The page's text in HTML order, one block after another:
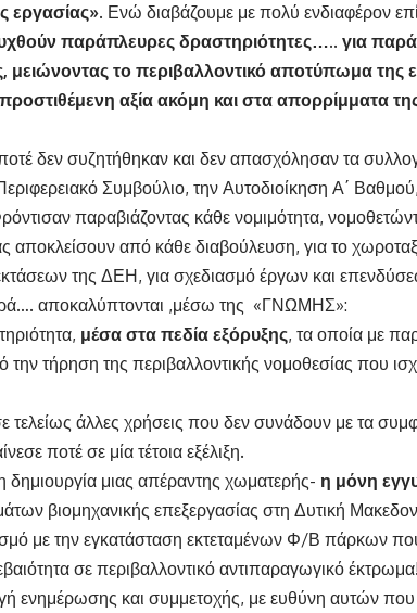
εργασίας». Ενώ διαβάζουμε με πολύ ενδιαφέρον
παράπλευρες δραστηριότητες….. για
μειώνοντας το περιβαλλοντικό αποτύπωμα της
αξία ακόμη και στα απορρίμματα
δεν συζητήθηκαν και δεν απασχόλησαν τα
Συμβούλιο, την Αυτοδιοίκηση Α΄
παραβιάζοντας κάθε νομιμότητα,
αποκλείσουν από κάθε διαβούλευση, για το
της ΔΕΗ, για σχεδιασμό έργων και
αποκαλύπτονται ,μέσω της «ΓΝΩΜΗΣ»:
μέσα στα πεδία εξόρυξης, τα οποία με
τήρηση της περιβαλλοντικής νομοθεσίας που
άλλες χρήσεις που δεν συνάδουν με τα
ποτέ σε μία τέτοια εξέλιξη.
δημιουργία μιας απέραντης χωματερής- η μόνη
βιομηχανικής επεξεργασίας στη Δυτική
με την εγκατάσταση εκτεταμένων Φ/Β πάρκων
σε περιβαλλοντικό αντιπαραγωγικό έκτρωμα!
ενημέρωσης και συμμετοχής, με ευθύνη αυτών